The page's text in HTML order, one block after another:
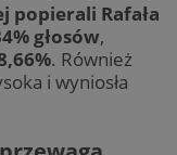
popierali Rafała
głosów,
. Również
i wyniosła